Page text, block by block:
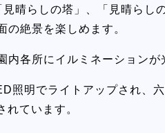
晴らしの塔」、「見晴らし
絶景を楽しめます。
各所にイルミネーションが
照明でライトアップされ、
ています。